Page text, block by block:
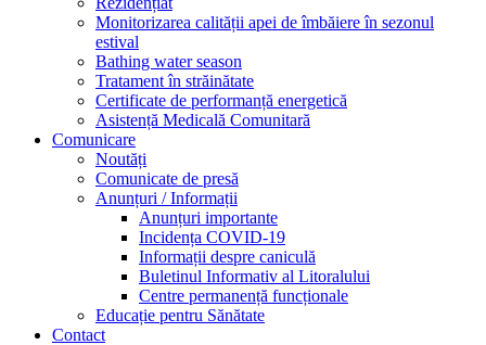
Monitorizarea calității apei de îmbăiere în sezonul
estival
Bathing water season
Tratament în străinătate
Certificate de performanță energetică
Asistență Medicală Comunitară
Comunicare
Noutăți
Comunicate de presă
Anunțuri / Informații
Anunțuri importante
Incidența COVID-19
Informații despre caniculă
Buletinul Informativ al Litoralului
Centre permanență funcționale
Educație pentru Sănătate
Contact